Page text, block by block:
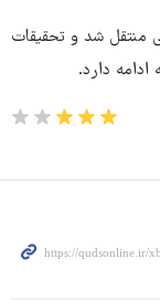
منتقل شد و تحقیقات
دارد.